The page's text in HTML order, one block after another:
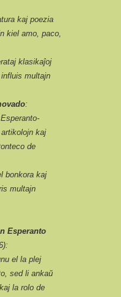
kaj poezia
kiel amo, paco,
klasikaĵoj
multajn
:
kaj
de
bonkora kaj
multajn
Esperanto
el la plej
sed li ankaŭ
la rolo de